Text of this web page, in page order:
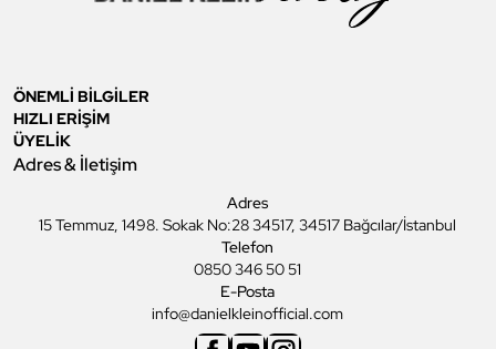
ÖNEMLİ BİLGİLER
HIZLI ERİŞİM
ÜYELİK
Adres & İletişim
Adres
15 Temmuz, 1498. Sokak No:28 34517, 34517 Bağcılar/İstanbul
Telefon
0850 346 50 51
E-Posta
info@danielkleinofficial.com